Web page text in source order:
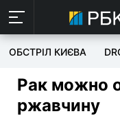
ОБСТРІЛ КИЄВА
Рак можно
ржавчину